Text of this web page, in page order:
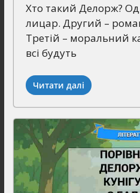
Хто такий Делорж?
лицар. Другий –
Третій – моральний
всі будуть
Читати далі